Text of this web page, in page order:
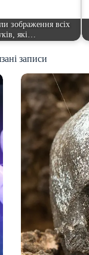
зображення всіх
які…
записи